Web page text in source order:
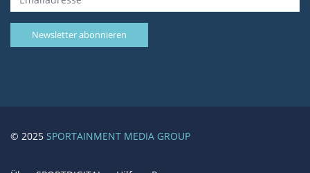
© 2025 SPORTAINMENT MEDIA GROUP